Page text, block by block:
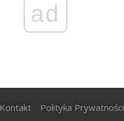
ad
Kontakt Polityka Prywatności